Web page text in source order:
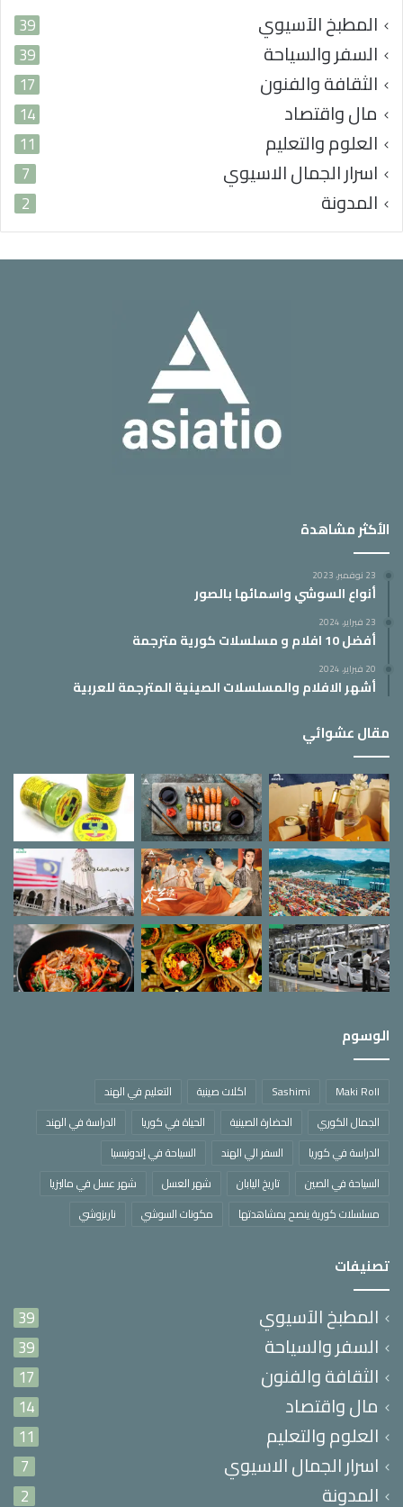
المطبخ الآسيوي 39
السفر والسياحة 39
الثقافة والفنون 17
مال واقتصاد 14
العلوم والتعليم 11
اسرار الجمال الاسيوي 7
المدونة 2
الأكثر مشاهدة
23 نوفمبر، 2023
أنواع السوشي واسمائها بالصور
23 فبراير، 2024
أفضل 10 افلام و مسلسلات كورية مترجمة
20 فبراير، 2024
أشهر الافلام والمسلسلات الصينية المترجمة للعربية
مقال عشوائي
الوسوم
Maki Roll
Sashimi اكلات صينية
التعليم في الهند
الجمال الكوري
الحضارة الصينية الحياة في كوريا
الدراسة في الهند
الدراسة في كوريا
السفر الي الهند
السياحة في إندونيسيا
السياحة في الصين
تاريخ اليابان شهر العسل
شهر عسل في ماليزيا
مسلسلات كورية ينصح بمشاهدتها
مكونات السوشي ناريزوشي
تصنيفات
المطبخ الآسيوي 39
السفر والسياحة 39
الثقافة والفنون 17
مال واقتصاد 14
العلوم والتعليم 11
اسرار الجمال الاسيوي 7
المدونة 2